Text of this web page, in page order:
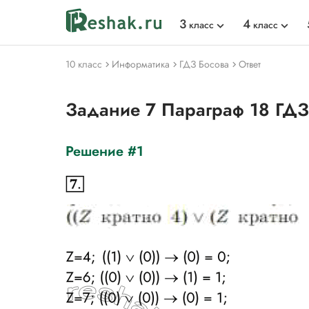
3 класс 4 класс
10 класс Информатика ГДЗ Босова Ответ
Задание 7 Параграф 18
Решение #1